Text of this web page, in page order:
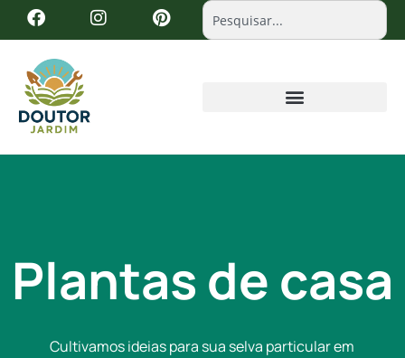
Plantas de casa
Cultivamos ideias para sua selva particular em